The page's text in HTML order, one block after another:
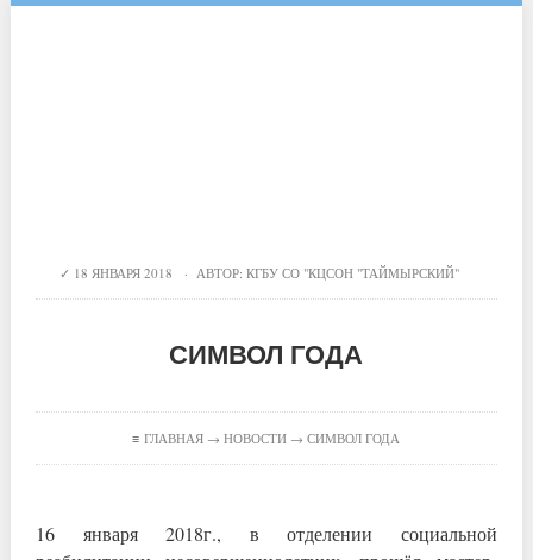
18 ЯНВАРЯ 2018 · АВТОР:КГБУ СО "КЦСОН "ТАЙМЫРСКИЙ"
СИМВОЛ ГОДА
≡ГЛАВНАЯ →НОВОСТИ → СИМВОЛ ГОДА
16 января 2018г., в отделении социальной